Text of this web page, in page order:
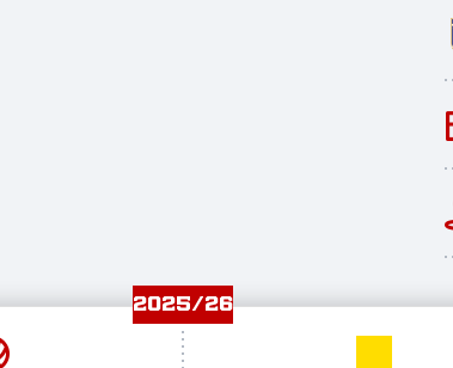
2025/26